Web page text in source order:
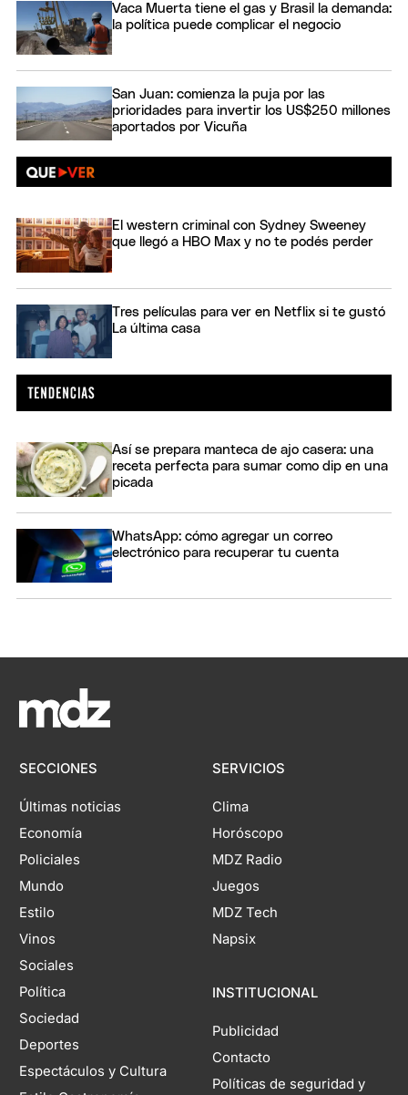
Vaca Muerta tiene el gas y Brasil la demanda:
la política puede complicar el negocio
San Juan: comienza la puja por las
prioridades para invertir los US$250 millones
aportados por Vicuña
El western criminal con Sydney Sweeney
que llegó a HBO Max y no te podés perder
Tres películas para ver en Netflix si te gustó
La última casa
Así se prepara manteca de ajo casera: una
receta perfecta para sumar como dip en una
picada
WhatsApp: cómo agregar un correo
electrónico para recuperar tu cuenta
SECCIONES
Últimas noticias
Economía
Policiales
Mundo
Estilo
Vinos
Sociales
Política
Sociedad
Deportes
Espectáculos y Cultura
SERVICIOS
Clima
Horóscopo
MDZ Radio
Juegos
MDZ Tech
Napsix
INSTITUCIONAL
Publicidad
Contacto
Políticas de seguridad y